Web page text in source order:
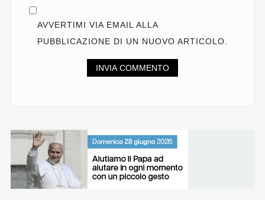
AVVERTIMI VIA EMAIL ALLA
PUBBLICAZIONE DI UN NUOVO ARTICOLO.